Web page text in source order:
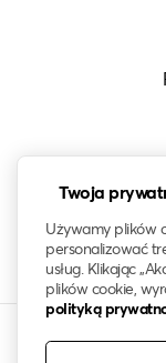
Twoja
Używamy plików
personalizować
usług. Klikając
plików cookie,
polityką
© 2021-2026